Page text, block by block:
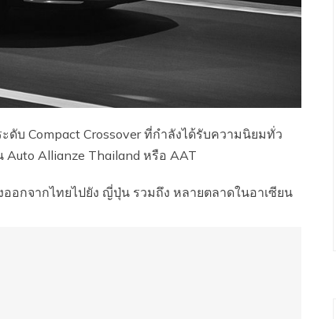
บ Compact Crossover ที่กำลังได้รับความนิยมทั่ว
Auto Allianze Thailand หรือ AAT
ออกจากไทยไปยัง ญี่ปุ่น รวมถึง หลายตลาดในอาเซียน